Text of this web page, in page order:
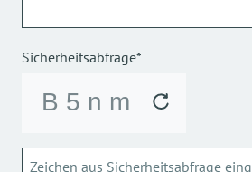
Sicherheitsabfrage*